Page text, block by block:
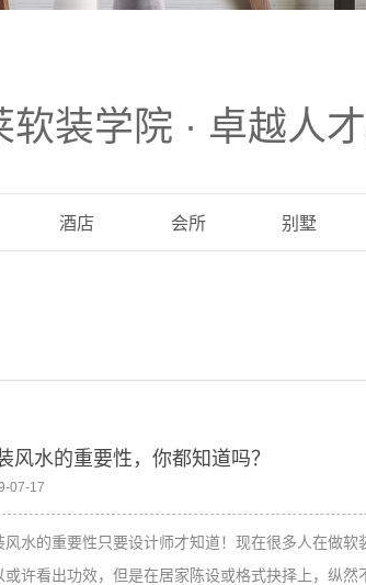
软装学院 · 卓越人
酒店 会所 别墅
风水的重要性，你都知道吗？
07-17
风水的重要性只要设计师才知道！现在很多人在做
或许看出功效，但是在居家陈设或格式抉择上，纵